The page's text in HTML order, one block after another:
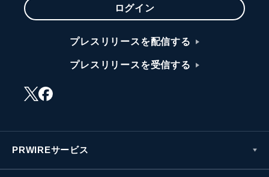
ログイン
プレスリリースを配信する
プレスリリースを受信する
PRWIREサービス